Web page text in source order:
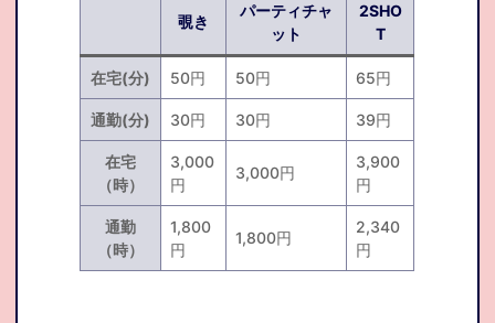
覗き
パーティチャ
ット
2SHO
T
在宅(分) 50円 50円 65円
通勤(分) 30円 30円 39円
在宅
（時）
3,000
円
3,000円
3,900
円
通勤
（時）
1,800
円
1,800円
2,340
円